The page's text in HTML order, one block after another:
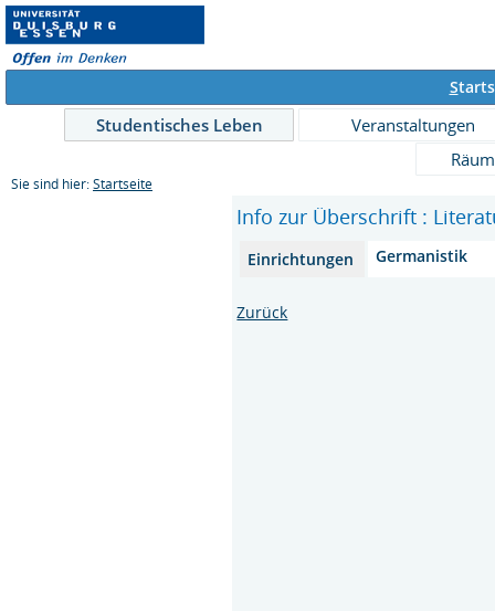
S
Studentisches Leben
Veranstaltungen
Sie sind hier: Startseite
Info zur Überschrift :
Einrichtungen Germanistik
Zurück